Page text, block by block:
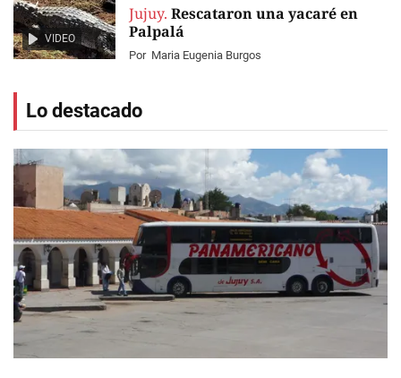
VIDEO
Jujuy. Rescataron una yacaré en
Palpalá
Por Maria Eugenia Burgos
Lo destacado